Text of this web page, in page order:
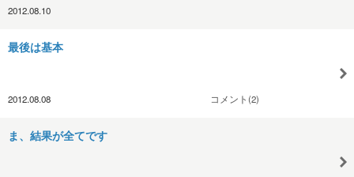
2012.08.10
最後は基本
2012.08.08 コメント(2)
ま、結果が全てです